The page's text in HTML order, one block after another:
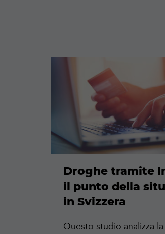
Droghe tramite
il punto della
in Svizzera
Questo studio analizza